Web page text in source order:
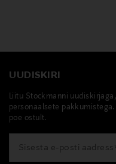
UUDISKIRI
Liitu Stockmanni
personaalsete
poe ostult.